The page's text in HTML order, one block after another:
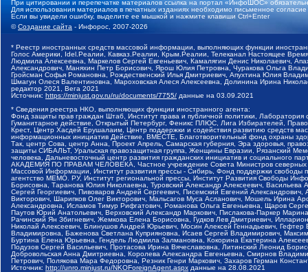
При цитировании и перепечатке материалов ссылка на портал «ИнфоШОС»
Для использования материалов в печатных изданиях необходимо письменное
Если вы увидели ошибку, выделите ее мышкой и нажмите клавиши Ctrl+Enter
©Создание сайта - Инфорос, 2007-2026
* Реестр иностранных средств массовой информации, выполняющих функции
Голос Америки, Idel.Реалии, Кавказ.Реалии, Крым.Реалии, Телеканал Настоящее
Людмила Алексеевна, Маркелов Сергей Евгеньевич, Камалягин Денис Николаевич,
Александрович, Маняхин Петр Борисович, Ярош Юлия Петровна, Чуракова Ольга
Гройсман Софья Романовна, Рождественский Илья Дмитриевич, Апухтина Юлия
Шмагун Олеся Валентиновна, Мароховская Алеся Алексеевна, Долинина Ирина
редактор 2021, Вега 2021
Источник: https://minjust.gov.ru/ru/documents/7755/ данные на 03.09.2021
* Сведения реестра НКО, выполняющих функции иностранного агента:
Фонд защиты прав граждан Штаб, Институт права и публичной политики,
Гуманитарное действие, Открытый Петербург, Феникс ПЛЮС, Лига Избирателей,
Крест, Центр Хасдей Ерушалаим, Центр поддержки и содействия развитию средств
информационных инициатив Действие, ВМЕСТЕ, Благотворительный фонд охраны
Так, центр Сова, центр Анна, Проект Апрель, Самарская губерния, Эра здоровья,
защиты СИБАЛЬТ, Уральская правозащитная группа, Женщины Евразии, Рязанский
человека, Дальневосточный центр развития гражданских инициатив и социального
АКАДЕМИЯ ПО ПРАВАМ ЧЕЛОВЕКА, Частное учреждение Совета Министров северных
Массовой Информации, Институт развития прессы - Сибирь, Фонд поддержки
агентство МЕМО. РУ, Институт региональной прессы, Институт Развития Свободы
Борисовна, Таранова Юлия Николаевна, Туровский Александр Алексеевич,
Сергей Георгиевич, Пивоваров Андрей Сергеевич, Писемский Евгений
Викторович, Шарипков Олег Викторович, Мальсагов Муса Асланович, Мошель Ирина
Александровна, Исламов Тимур Рифгатович, Романова Ольга Евгеньевна, Щаров
Паутов Юрий Анатольевич, Верховский Александр Маркович, Пислакова-Паркер
Рачинский Ян Збигневич, Жемкова Елена Борисовна, Гудков Лев Дмитриевич,
Николай Алексеевич, Блинушов Андрей Юрьевич, Мосин Алексей Геннадьевич,
Владимировна, Баженова Светлана Куприяновна, Исаев Сергей Владимирович,
Буртина Елена Юрьевна, Гендель Людмила Залмановна, Кокорина Екатерина
Подузов Сергей Васильевич, Протасова Ирина Вячеславовна, Литинский Леонид
Добровольская Анна Дмитриевна, Королева Александра Евгеньевна, Смирнов
Петрович, Полякова Мара Федоровна, Резник Генри Маркович, Захаров Герман
Источник: http://unro.minjust.ru/NKOForeignAgent.aspx данные на 28.08.2021